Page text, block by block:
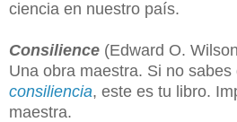
ciencia en nuestro país.
Consilience (Edward O.
Una obra maestra. Si no sabes
consiliencia, este es tu libro.
maestra.